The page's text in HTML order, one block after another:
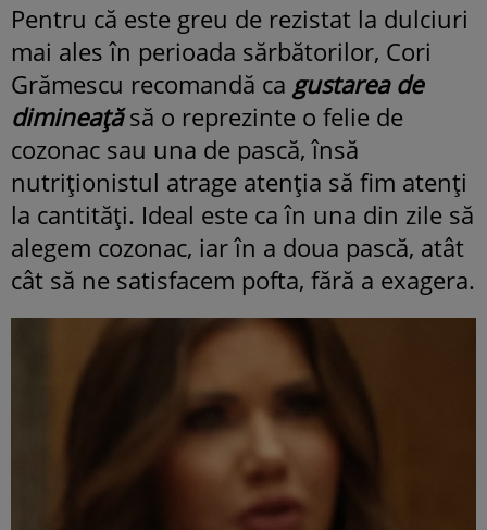
Pentru că este greu de rezistat la dulciuri
mai ales în perioada sărbătorilor, Cori
Grămescu recomandă ca gustarea de
dimineațăsă o reprezinte o felie de
cozonac sau una de pască, însă
nutriționistul atrage atenția să fim atenți
la cantități. Ideal este ca în una din zile să
alegem cozonac, iar în a doua pască, atât
cât să ne satisfacem pofta, fără a exagera.